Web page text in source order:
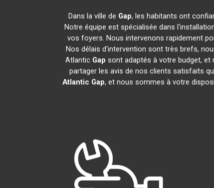
Dans la ville de Gap, les habitants ont
Notre équipe est spécialisée dans
vos foyers. Nous intervenons rapidement
Nos délais d'intervention sont très brefs,
Atlantic Gap sont adaptés à votre budget,
partager les avis de nos clients satisfaits
Atlantic Gap, et nous sommes à votre